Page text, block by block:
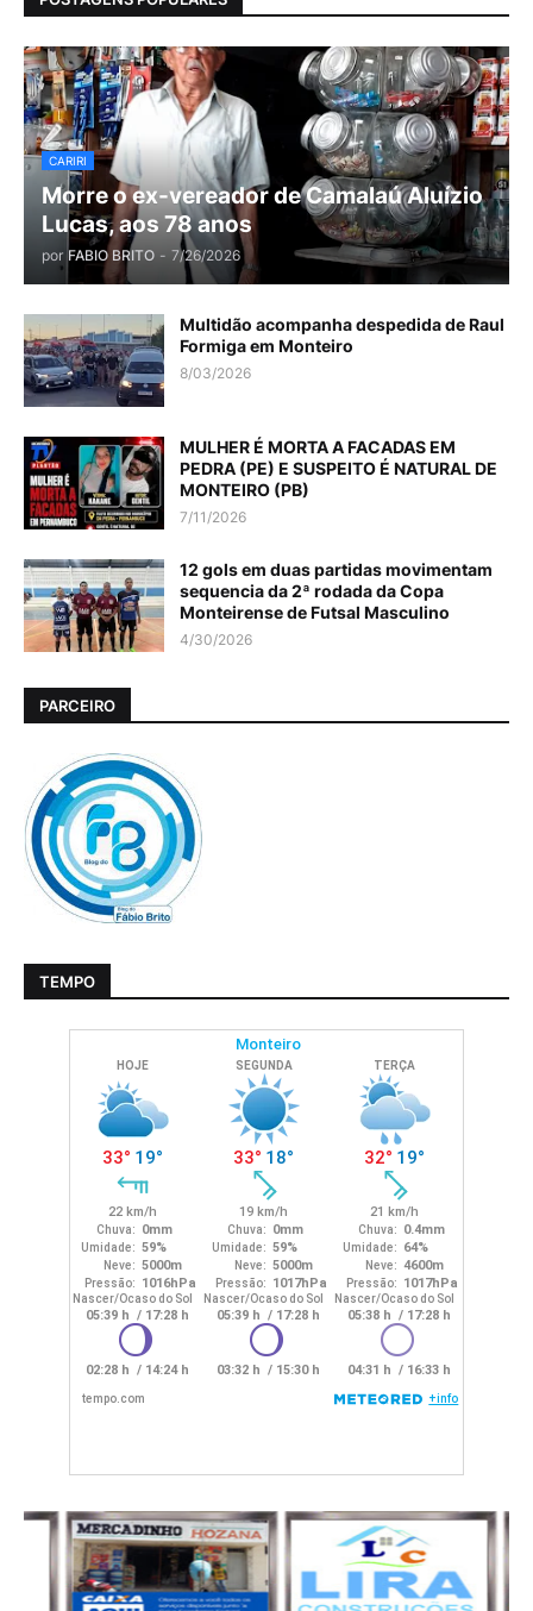
CARIRI
Morre o ex-vereador de Camalaú Aluízio
Lucas, aos 78 anos
por FABIO BRITO - 7/26/2026
Multidão acompanha despedida de Raul
Formiga em Monteiro
8/03/2026
MULHER É MORTA A FACADAS EM
PEDRA (PE) E SUSPEITO É NATURAL DE
MONTEIRO (PB)
7/11/2026
12 gols em duas partidas movimentam
sequencia da 2ª rodada da Copa
Monteirense de Futsal Masculino
4/30/2026
PARCEIRO
TEMPO